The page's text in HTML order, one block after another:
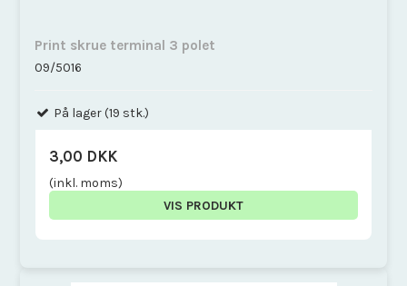
Print skrue terminal 3 polet
09/5016
På lager (19 stk.)
3,00 DKK
(inkl. moms)
VIS PRODUKT